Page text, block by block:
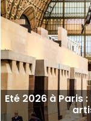
Eté 2026 à Paris